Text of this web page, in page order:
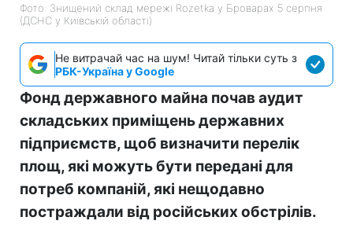
Фото: Знищений склад мережі Rozetka у Броварах 5 серпня
(ДСНС у Київській області)
Не витрачай час на шум! Читай тільки суть з
РБК-Україна у Google
Фонд державного майна почав аудит
складських приміщень державних
підприємств, щоб визначити перелік
площ, які можуть бути передані для
потреб компаній, які нещодавно
постраждали від російських обстрілів.